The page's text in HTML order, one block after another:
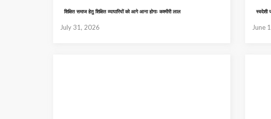
शिक्षित समाज हेतु शिक्षित व्यापारियों को आगे आना होगाः कश्मीरी लाल
July 31, 2026
स्वदेशी
June